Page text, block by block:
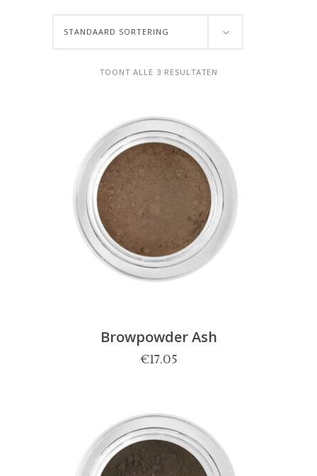
STANDAARD SORTERING
TOONT ALLE 3 RESULTATEN
Browpowder Ash
€17.05